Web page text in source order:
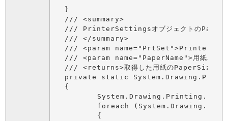
}
/// <summary>
/// PrinterSettingsオブジェクトの
/// </summary>
/// <param
/// <param name="PaperName">用紙名</
/// <returns>取得した用紙のPaperSizeオ
private static
{